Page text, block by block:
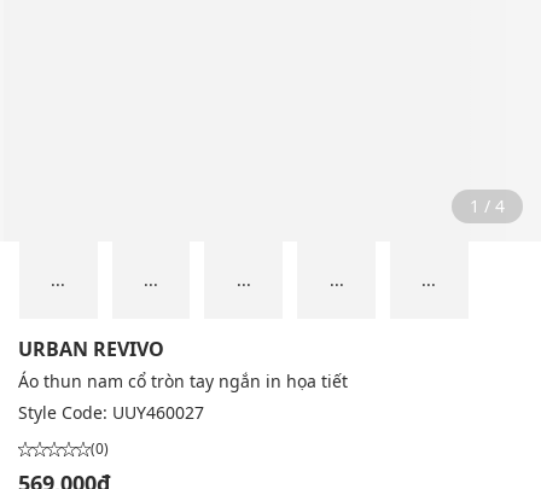
2 / 4
... ... ... ... ...
URBAN REVIVO
Áo thun nam cổ tròn tay ngắn in họa tiết
Style Code: UUY460027
(0)